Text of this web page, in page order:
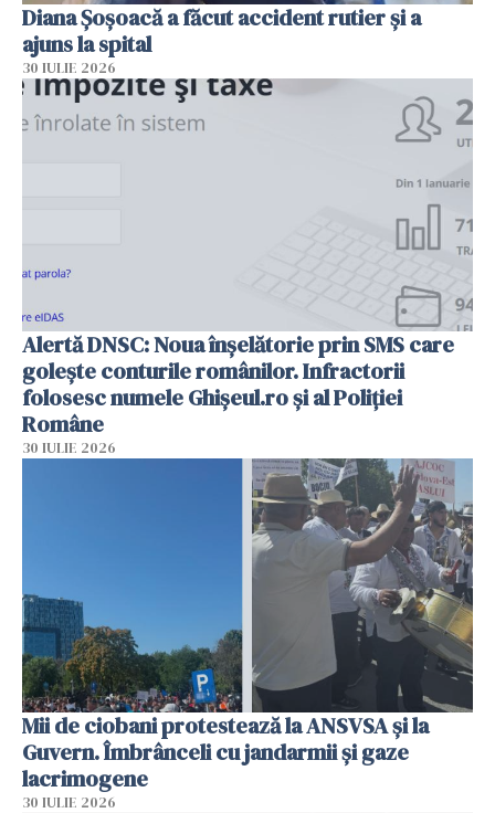
Diana Șoșoacă a făcut accident rutier și a
ajuns la spital
30 IULIE 2026
Alertă DNSC: Noua înșelătorie prin SMS care
golește conturile românilor. Infractorii
folosesc numele Ghișeul.ro și al Poliției
Române
30 IULIE 2026
Mii de ciobani protestează la ANSVSA și la
Guvern. Îmbrânceli cu jandarmii și gaze
lacrimogene
30 IULIE 2026